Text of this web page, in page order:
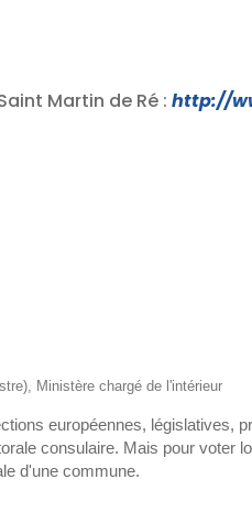
Martin de Ré :http://
Ministère chargé de l'intérieur
européennes, législatives,
consulaire. Mais pour voter
d'une commune.